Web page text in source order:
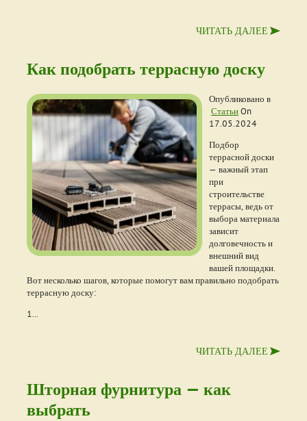
ЧИТАТЬ ДАЛЕЕ
Как подобрать террасную доску
Опубликовано в
СтатьиOn
17.05.2024
Подбор
террасной доски
— важный этап
при
строительстве
террасы, ведь от
выбора материала
зависит
долговечность и
внешний вид
вашей площадки.
Вот несколько шагов, которые помогут вам правильно подобрать
террасную доску:
1...
ЧИТАТЬ ДАЛЕЕ
Шторная фурнитура — как
выбрать